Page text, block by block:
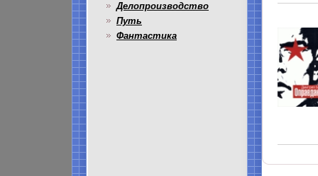
Делопроизводство
Путь
Фантастика